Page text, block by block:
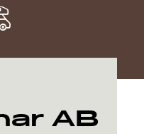
AB